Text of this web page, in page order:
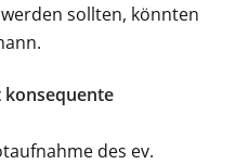
sollten, könnten
des ev.